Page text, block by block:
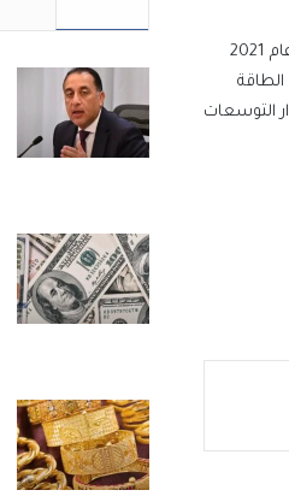
يذكر أن المصنع الخاص بشركة ميديا الموجود داخل منطقة السخنة الصناعية التابعة للمنطقة الاقتصادية لقناة السويس قد بدأ إنشاؤه في عام 2021
الطاقة
عمل، من إجمالي 1500 فرصة عمل على مدار التوسعات
لهذه